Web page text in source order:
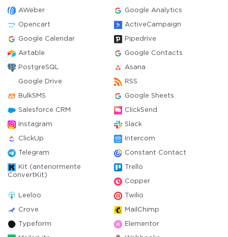
AWeber Google Analytics
Opencart ActiveCampaign
Google Calendar Pipedrive
Airtable Google Contacts
PostgreSQL Asana
Google Drive RSS
BulkSMS Google Sheets
Salesforce CRM ClickSend
Instagram Slack
ClickUp Intercom
Telegram Constant Contact
Kit (anteriormente
ConvertKit)
Trello
Copper
Leeloo Twilio
Crove MailChimp
Typeform Elementor